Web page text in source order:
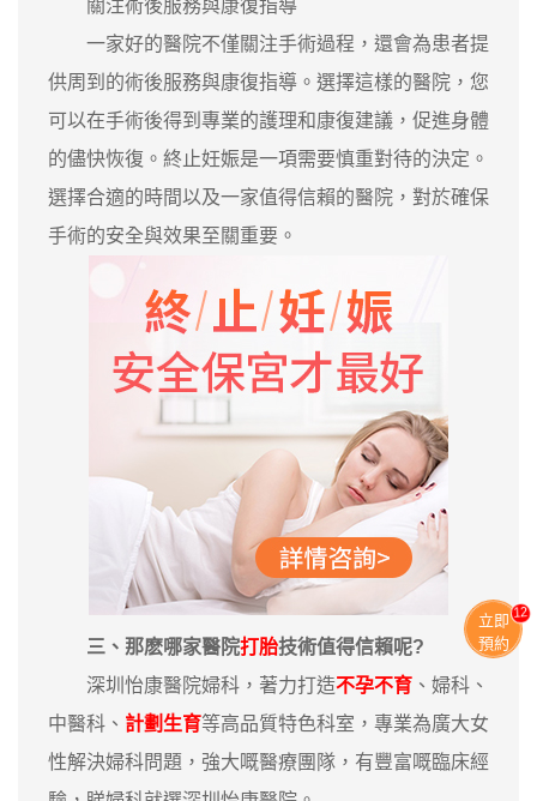
關注術後服務與康復指導
一家好的醫院不僅關注手術過程，還會為患者提
供周到的術後服務與康復指導。選擇這樣的醫院，您
可以在手術後得到專業的護理和康復建議，促進身體
的儘快恢復。終止妊娠是一項需要慎重對待的決定。
選擇合適的時間以及一家值得信賴的醫院，對於確保
手術的安全與效果至關重要。
三、那麽哪家醫院打胎技術值得信賴呢?
深圳怡康醫院婦科，著力打造不孕不育 、婦科、
中醫科、 計劃生育等高品質特色科室，專業為廣大女
性解決婦科問題，強大嘅醫療團隊，有豐富嘅臨床經
立即
預約
11